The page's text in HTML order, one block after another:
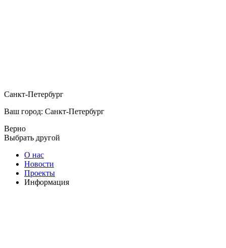
Санкт-Петербург
Ваш город: Санкт-Петербург
Верно
Выбрать другой
О нас
Новости
Проекты
Информация